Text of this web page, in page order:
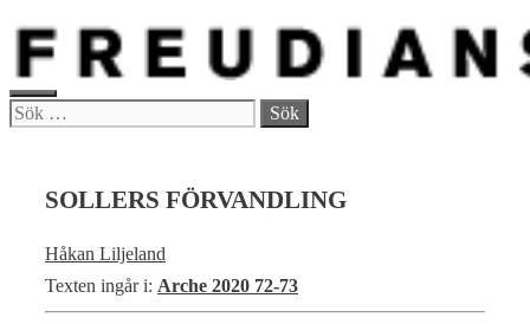
Hoppa
innehåll
MENY
Sök
SOLLERS FÖRVANDLING
Håkan Liljeland
Texten ingår i: Arche 2020 72-73